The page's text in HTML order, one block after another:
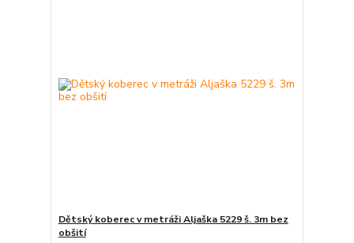
Dětský koberec v metráži Aljaška 5229 š. 3m bez
obšití